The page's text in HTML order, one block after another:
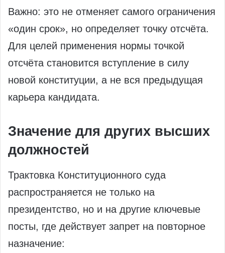
Важно: это не отменяет самого ограничения
«один срок», но определяет точку отсчёта.
Для целей применения нормы точкой
отсчёта становится вступление в силу
новой конституции, а не вся предыдущая
карьера кандидата.
Значение для других высших
должностей
Трактовка Конституционного суда
распространяется не только на
президентство, но и на другие ключевые
посты, где действует запрет на повторное
назначение: